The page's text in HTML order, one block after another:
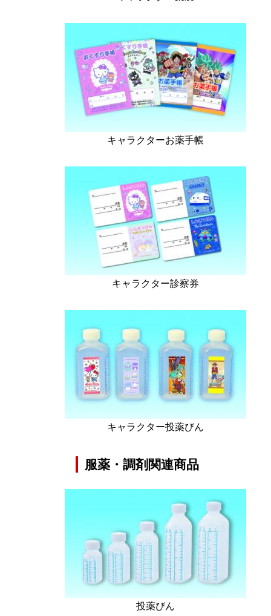
キャラクターお薬手帳
キャラクター診察券
キャラクター投薬びん
服薬・調剤関連商品
投薬びん